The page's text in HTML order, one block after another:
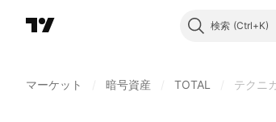
検索
マーケット 暗号資産 TOTAL テクニ